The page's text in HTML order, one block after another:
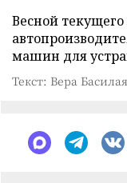
Весной
машин для
Текст: Вера Басилая